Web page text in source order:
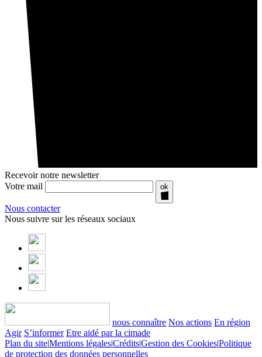
Recevoir notre newsletter
Votre mail
ok
Nous contacter
Nous suivre sur les réseaux sociaux
nous connaître Nos actions En région
Agir S’informer Etre aidé par la cimade
Plan du site|Mentions légales|Crédits|Gestion des Cookies|Politique
de protection des données personnelles